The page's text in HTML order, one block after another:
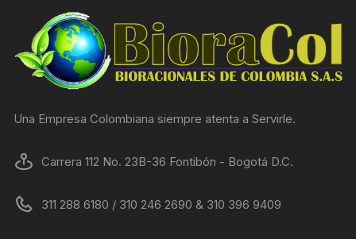
Una Empresa Colombiana siempre atenta a Servirle.
Carrera 112 No. 23B-36 Fontibón - Bogotá D.C.
311 288 6180 / 310 246 2690 & 310 396 9409